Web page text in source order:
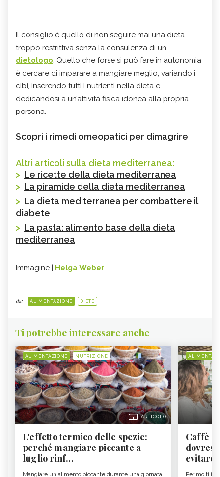
Il consiglio è quello di non seguire mai una dieta
troppo restrittiva senza la consulenza di un
dietologo. Quello che forse si può fare in autonomia
è cercare di imparare a mangiare meglio, variando i
cibi, inserendo tutti i nutrienti nella dieta e
dedicandosi a un’attività fisica idonea alla propria
persona.
Scopri i rimedi omeopatici per dimagrire
Altri articoli sulla dieta mediterranea:
> Le ricette della dieta mediterranea
> La piramide della dieta mediterranea
> La dieta mediterranea per combattere il
diabete
> La pasta: alimento base della dieta
mediterranea
Immagine | Helga Weber
da: ALIMENTAZIONE DIETE
Ti potrebbe interessare anche
ALIMENTAZIONE NUTRIZIONE
ARTICOLO
L'effetto termico delle spezie:
perché mangiare piccante a
luglio rinf...
Mangiare un alimento piccante durante una giornata
Caffè
evitare
Per molti il